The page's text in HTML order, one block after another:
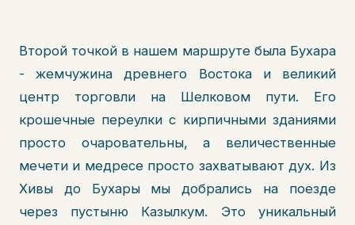
Второй точкой в нашем маршруте была Бухара
- жемчужина древнего Востока и великий
центр торговли на Шелковом пути. Его
крошечные переулки с кирпичными зданиями
просто очаровательны, а величественные
мечети и медресе просто захватывают дух. Из
Хивы до Бухары мы добрались на поезде
через пустыню Казылкум. Это уникальный